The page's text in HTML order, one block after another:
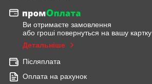
Ви отримаєте замовлення
або гроші повернуться на вашу картку
Детальніше
Післяплата
Оплата на рахунок